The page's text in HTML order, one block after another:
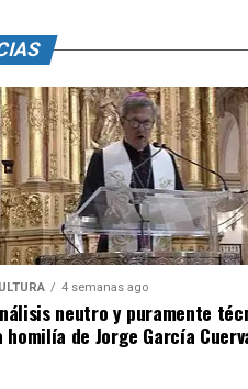
4 semanas ago
neutro y puramente
homilía de Jorge García